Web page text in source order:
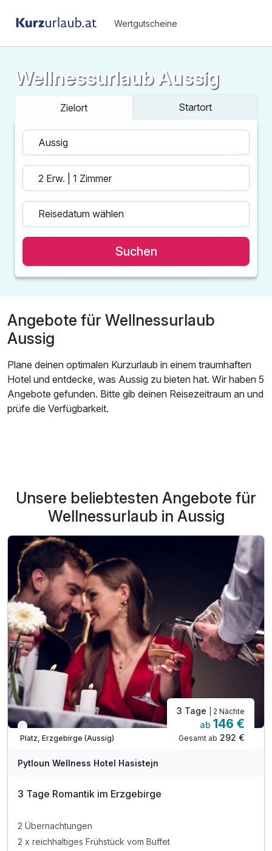
Wertgutscheine
Wellnessurlaub Aussig
Zielort Startort
Suchen
Angebote für Wellnessurlaub
Aussig
Plane deinen optimalen Kurzurlaub in einem traumhaften
Hotel und entdecke, was Aussig zu bieten hat. Wir haben 5
Angebote gefunden. Bitte gib deinen Reisezeitraum an und
prüfe die Verfügbarkeit.
Unsere beliebtesten Angebote für
Wellnessurlaub in Aussig
Verfügbar bis Dezember
Platz, Erzgebirge (Aussig)
3 Tage | 2 Nächte
ab 146 €
Gesamt ab 292 €
Pytloun Wellness Hotel Hasistejn
3 Tage Romantik im Erzgebirge
2 Übernachtungen
2 x reichhaltiges Frühstück vom Buffet